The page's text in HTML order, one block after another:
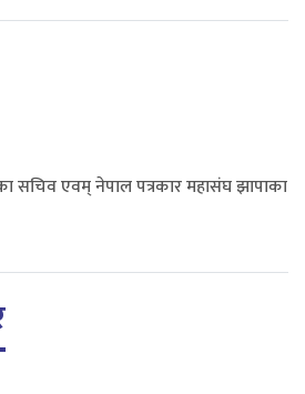
सचिव एवम् नेपाल पत्रकार महासंघ झापाका